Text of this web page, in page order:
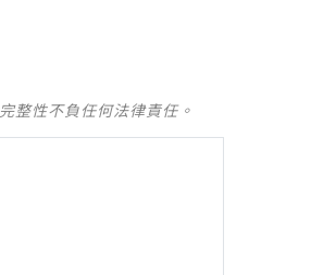
整性不負任何法律責任。